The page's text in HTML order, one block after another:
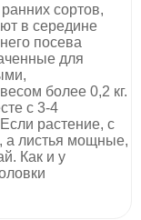
сортов,
в середине
посева
для
более 0,2 кг.
с 3-4
растение, с
а листья мощные,
Как и у